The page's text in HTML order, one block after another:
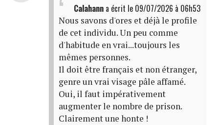
Calahanna écrit le 09/07/2026 à 06h53
Nous savons d'ores et déjà le profile
de cet individu. Un peu comme
d'habitude en vrai...toujours les
mêmes personnes.
Il doit être français et non étranger,
genre un vrai visage pâle affamé.
Oui, il faut impérativement
augmenter le nombre de prison.
Clairement une honte !